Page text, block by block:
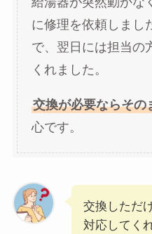
に修理を依頼しまし
で、翌日には担当の
くれました。
交換が必要ならその
心です。
交換しただ
対応してく